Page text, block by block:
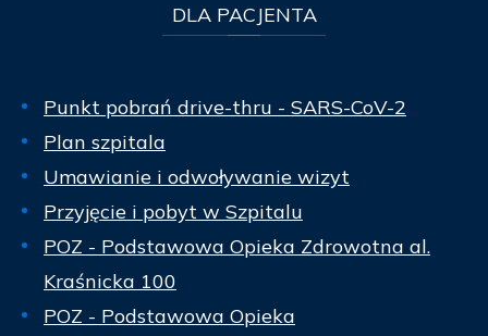
DLAPACJENTA
Punkt pobrań drive-thru - SARS-CoV-2
Plan szpitala
Umawianie i odwoływanie wizyt
Przyjęcie i pobyt w Szpitalu
POZ - Podstawowa Opieka Zdrowotna al.
Kraśnicka 100
POZ - Podstawowa Opieka